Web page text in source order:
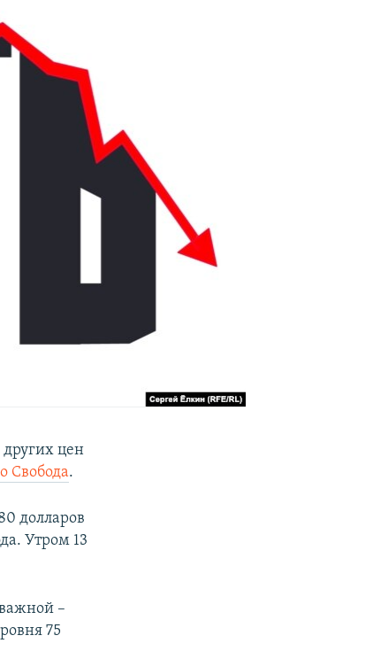
цен
Свобода.
долларов
Утром 13
–
75